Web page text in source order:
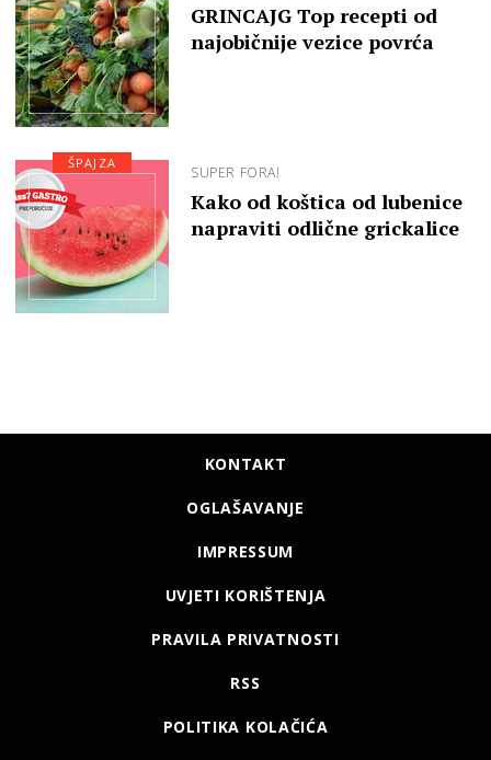
GRINCAJG Top recepti od
najobičnije vezice povrća
SUPER FORA!
Kako od koštica od lubenice
napraviti odlične grickalice
ŠPAJZA
KONTAKT
OGLAŠAVANJE
IMPRESSUM
UVJETI KORIŠTENJA
PRAVILA PRIVATNOSTI
RSS
POLITIKA KOLAČIĆA